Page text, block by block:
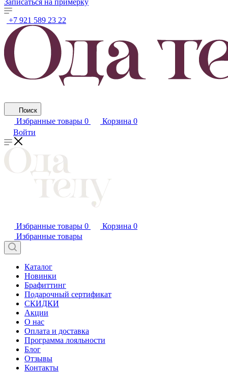
Записаться на примерку
+7 921 589 23 22
Поиск
Избранные товары 0 Корзина 0
Войти
Избранные товары 0 Корзина 0
Избранные товары
Каталог
Новинки
Брафиттинг
Подарочный сертификат
СКИДКИ
Акции
О нас
Оплата и доставка
Программа лояльности
Блог
Отзывы
Контакты